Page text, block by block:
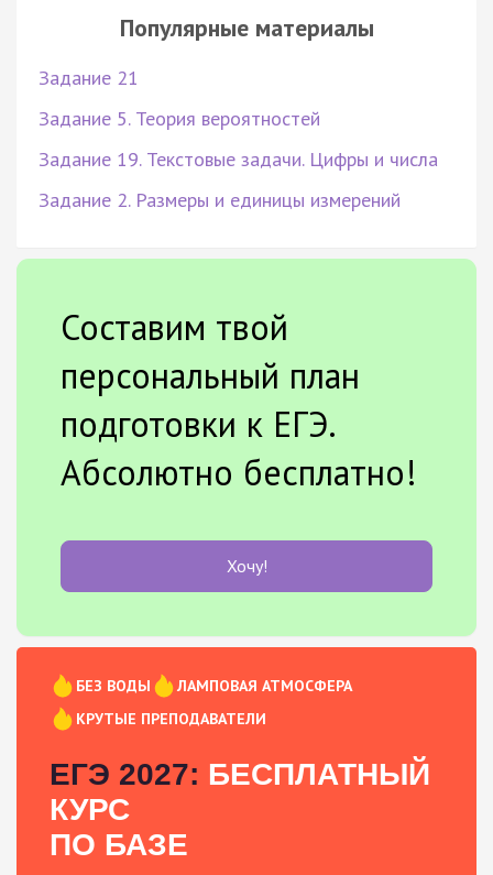
Популярные материалы
Задание 21
Задание 5. Теория вероятностей
Задание 19. Текстовые задачи. Цифры и числа
Задание 2. Размеры и единицы измерений
Составим твой
персональный план
подготовки к ЕГЭ.
Абсолютно бесплатно!
Хочу!
БЕЗ ВОДЫ
ЛАМПОВАЯ АТМОСФЕРА
КРУТЫЕ ПРЕПОДАВАТЕЛИ
ЕГЭ 2027: БЕСПЛАТНЫЙ
КУРС
ПО БАЗЕ